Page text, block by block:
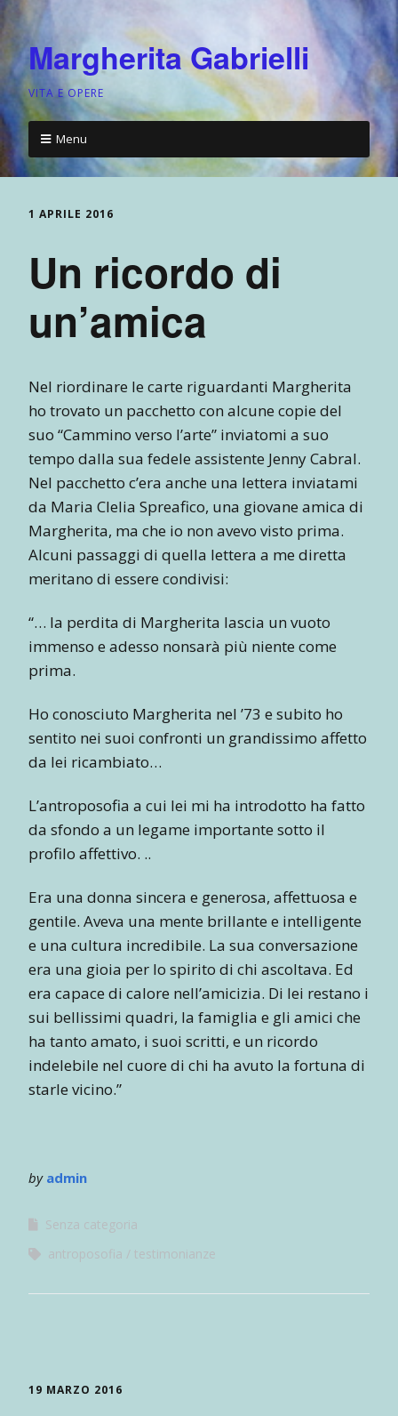
Margherita Gabrielli
VITA E OPERE
Menu
1 APRILE 2016
Un ricordo di
un’amica
Nel riordinare le carte riguardanti Margherita
ho trovato un pacchetto con alcune copie del
suo “Cammino verso l’arte” inviatomi a suo
tempo dalla sua fedele assistente Jenny Cabral.
Nel pacchetto c’era anche una lettera inviatami
da Maria Clelia Spreafico, una giovane amica di
Margherita, ma che io non avevo visto prima.
Alcuni passaggi di quella lettera a me diretta
meritano di essere condivisi:
“… la perdita di Margherita lascia un vuoto
immenso e adesso nonsarà più niente come
prima.
Ho conosciuto Margherita nel ’73 e subito ho
sentito nei suoi confronti un grandissimo affetto
da lei ricambiato…
L’antroposofia a cui lei mi ha introdotto ha fatto
da sfondo a un legame importante sotto il
profilo affettivo. ..
Era una donna sincera e generosa, affettuosa e
gentile. Aveva una mente brillante e intelligente
e una cultura incredibile. La sua conversazione
era una gioia per lo spirito di chi ascoltava. Ed
era capace di calore nell’amicizia. Di lei restano i
sui bellissimi quadri, la famiglia e gli amici che
ha tanto amato, i suoi scritti, e un ricordo
indelebile nel cuore di chi ha avuto la fortuna di
starle vicino.”
by admin
Senza categoria
antroposofia
testimonianze
19 MARZO 2016